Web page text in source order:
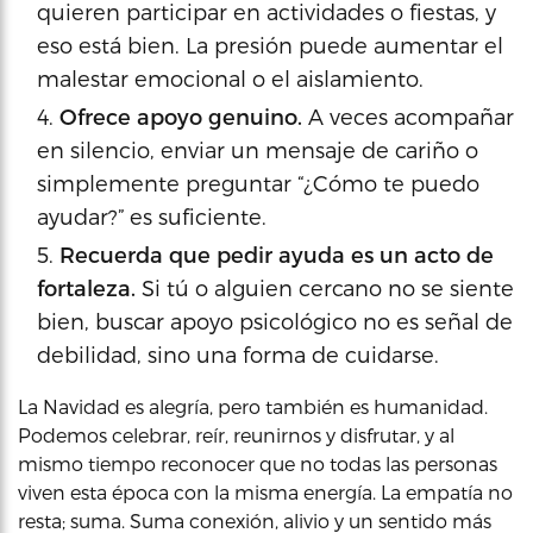
quieren participar en actividades o fiestas, y
eso está bien. La presión puede aumentar el
malestar emocional o el aislamiento.
Ofrece apoyo genuino. A veces acompañar
en silencio, enviar un mensaje de cariño o
simplemente preguntar “¿Cómo te puedo
ayudar?” es suficiente.
Recuerda que pedir ayuda es un acto de
fortaleza. Si tú o alguien cercano no se siente
bien, buscar apoyo psicológico no es señal de
debilidad, sino una forma de cuidarse.
La Navidad es alegría, pero también es humanidad.
Podemos celebrar, reír, reunirnos y disfrutar, y al
mismo tiempo reconocer que no todas las personas
viven esta época con la misma energía. La empatía no
resta; suma. Suma conexión, alivio y un sentido más